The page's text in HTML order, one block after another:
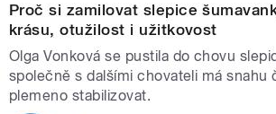
Proč si zamilovat slepice
krásu, otužilost i užitkovost
Olga Vonková se pustila do chovu
společně s dalšími chovateli má snahu
plemeno stabilizovat.